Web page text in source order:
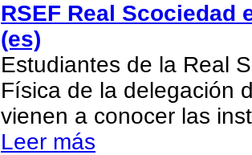
RSEF Real Scociedad
(es)
Estudiantes de la Real
Física de la delegación
vienen a conocer las
Leer más